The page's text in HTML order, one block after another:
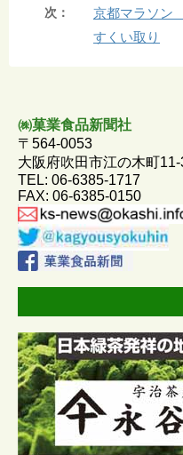
e
o
k
次：
京都マラソン
すくい取り
㈱菓業食品新聞社
〒564-0053
大阪府吹田市江の木町
TEL: 06-6385-1717
FAX: 06-6385-0150